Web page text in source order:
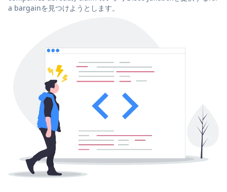
a bargainを見つけようとします。